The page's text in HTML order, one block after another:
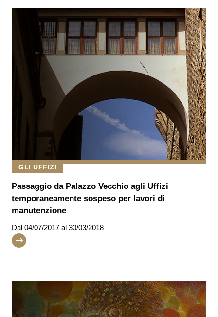
GLI UFFIZI
Passaggio da Palazzo Vecchio agli Uffizi
temporaneamente sospeso per lavori di
manutenzione
Dal 04/07/2017 al 30/03/2018